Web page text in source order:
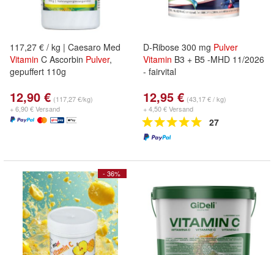
117,27 € / kg | Caesaro Med
Vitamin C Ascorbin Pulver,
gepuffert 110g
12,90 € (117,27 €/kg)
+ 6,90 € Versand
D-Ribose 300 mg Pulver
Vitamin B3 + B5 -MHD 11/2026
- fairvital
12,95 € (43,17 € / kg)
+ 4,50 € Versand
27
- 36%